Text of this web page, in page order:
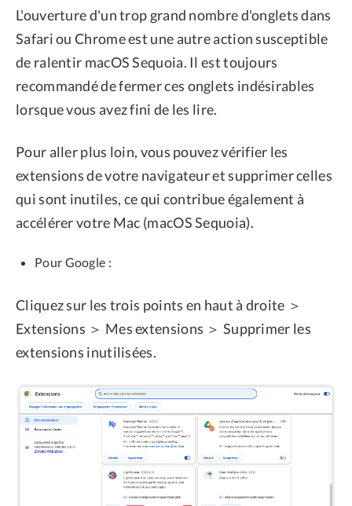
L'ouverture d'un trop grand nombre d'onglets dans
Safari ou Chrome est une autre action susceptible
de ralentir macOS Sequoia. Il est toujours
recommandé de fermer ces onglets indésirables
lorsque vous avez fini de les lire.
Pour aller plus loin, vous pouvez vérifier les
extensions de votre navigateur et supprimer celles
qui sont inutiles, ce qui contribue également à
accélérer votre Mac (macOS Sequoia).
Pour Google :
Cliquez sur les trois points en haut à droite ＞
Extensions ＞ Mes extensions ＞ Supprimer les
extensions inutilisées.